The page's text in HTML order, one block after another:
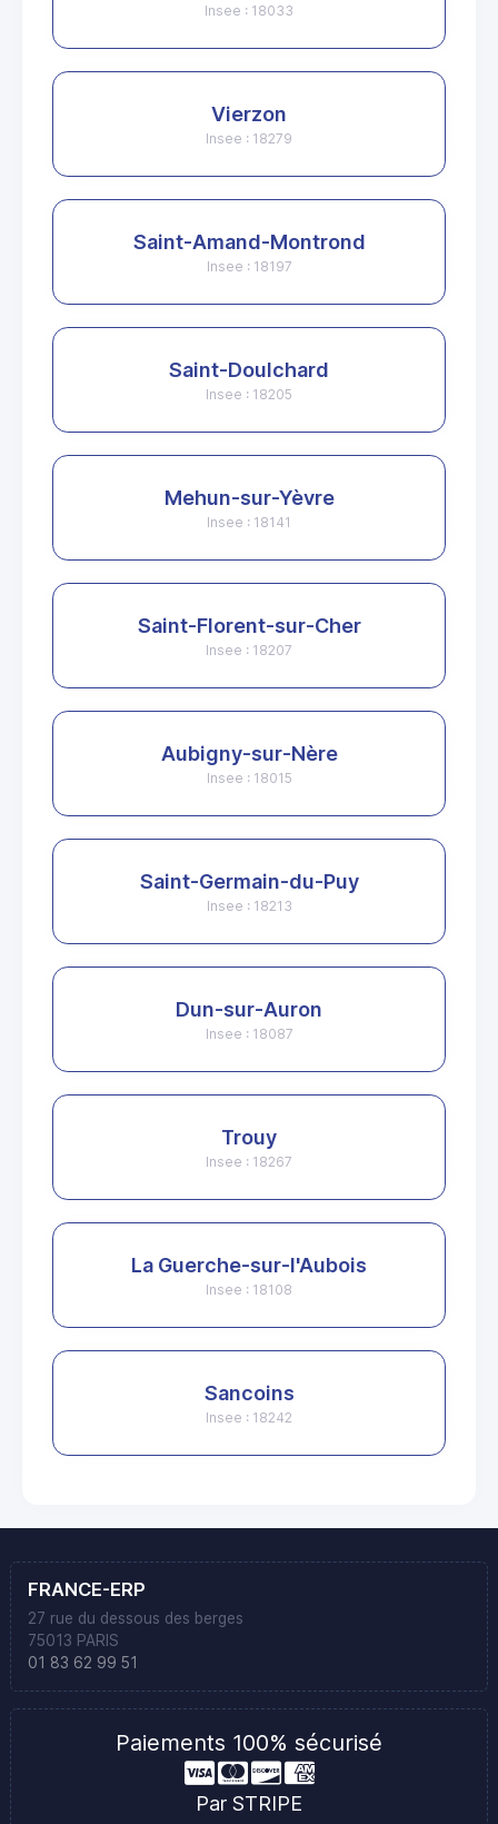
Insee : 18033
Vierzon
Insee : 18279
Saint-Amand-Montrond
Insee : 18197
Saint-Doulchard
Insee : 18205
Mehun-sur-Yèvre
Insee : 18141
Saint-Florent-sur-Cher
Insee : 18207
Aubigny-sur-Nère
Insee : 18015
Saint-Germain-du-Puy
Insee : 18213
Dun-sur-Auron
Insee : 18087
Trouy
Insee : 18267
La Guerche-sur-l'Aubois
Insee : 18108
Sancoins
Insee : 18242
FRANCE-ERP
27 rue du dessous des berges
75013 PARIS
01 83 62 99 51
Paiements 100% sécurisé
Par STRIPE